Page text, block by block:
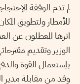
لم تدم الوقفة
للأمطار ولتطويق
اثرها المعطلون عن
الوزير وتقديم
بإستعمال القوة
وفد من مقابلة